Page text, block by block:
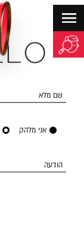
שם מלא
אני מלהק
הודעה